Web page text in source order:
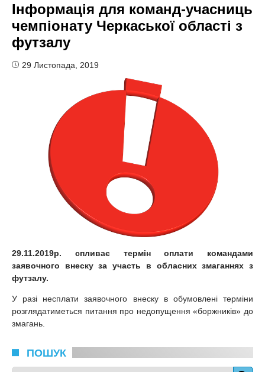
Інформація для команд-учасниць
чемпіонату Черкаської області з
футзалу
29 Листопада, 2019
29.11.2019р. спливає термін оплати командами
заявочного внеску за участь в обласних змаганнях з
футзалу.
У разі несплати заявочного внеску в обумовлені терміни
розглядатиметься питання про недопущення «боржників» до
змагань.
ПОШУК